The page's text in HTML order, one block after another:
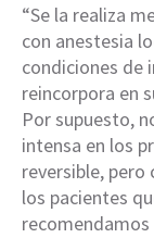
“Se la realiza
con anestesia
condiciones de
reincorpora en
Por supuesto,
intensa en los
reversible,
los pacientes
recomendamos